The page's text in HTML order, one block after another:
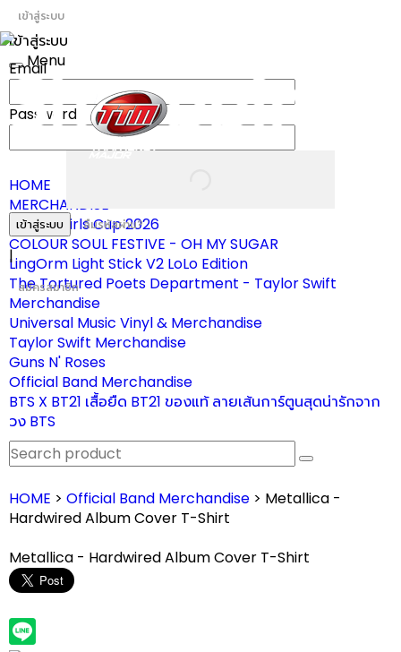
เข้าสู่ระบบ
เข้าสู่ระบบ
Email
Password
เข้าสู่ระบบ ลืมรหัสผ่าน?
|
สมัครสมาชิก
Toggle
Menu
HOME
MERCHANDISE
ผ้าเชียร์ Girls Cup 2026
COLOUR SOUL FESTIVE - OH MY SUGAR
LingOrm Light Stick V2 LoLo Edition
The Tortured Poets Department - Taylor Swift
Merchandise
Universal Music Vinyl & Merchandise
Taylor Swift Merchandise
Guns N' Roses
Official Band Merchandise
BTS X BT21 เสื้อยืด BT21 ของแท้ ลายเส้นการ์ตูนสุดน่ารักจาก
วง BTS
HOME > Official Band Merchandise > Metallica -
Hardwired Album Cover T-Shirt
Metallica - Hardwired Album Cover T-Shirt